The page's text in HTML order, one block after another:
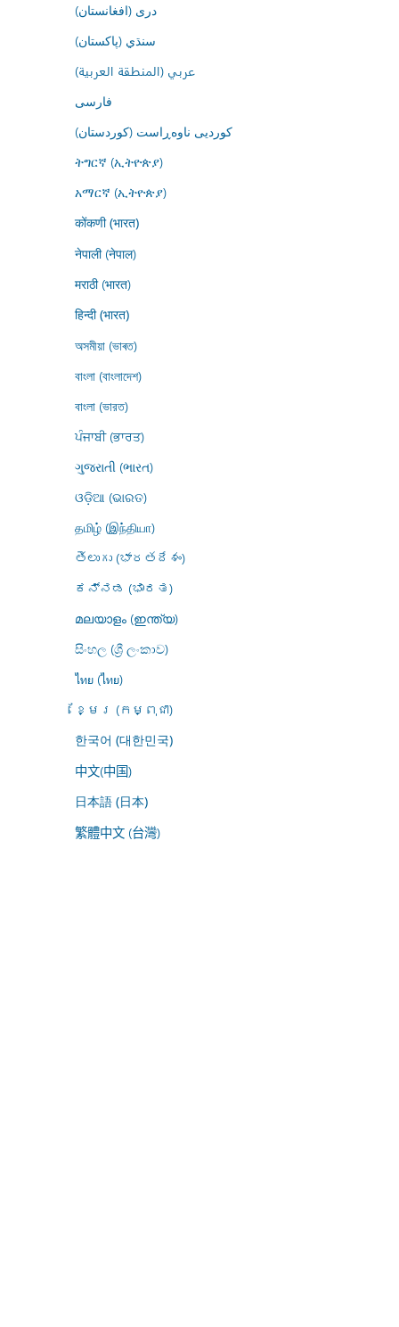
درى (افغانستان)
سنڌي (پاکستان)
عربي (المنطقة العربية)
فارسى
کوردیی ناوەڕاست (کوردستان)
ትግርኛ (ኢትዮጵያ)
አማርኛ (ኢትዮጵያ)
कोंकणी (भारत)
नेपाली (नेपाल)
मराठी (भारत)
हिन्दी (भारत)
অসমীয়া (ভাৰত)
বাংলা (বাংলাদেশ)
বাংলা (ভারত)
ਪੰਜਾਬੀ (ਭਾਰਤ)
ગુજરાતી (ભારત)
ଓଡ଼ିଆ (ଭାରତ)
தமிழ் (இந்தியா)
తెలుగు (భారతదేశం)
ಕನ್ನಡ (ಭಾರತ)
മലയാളം (ഇന്ത്യ)
සිංහල (ශ්‍රී ලංකාව)
ไทย (ไทย)
ខ្មែរ (កម្ពុជា)
한국어 (대한민국)
中文(中国)
日本語 (日本)
繁體中文 (台灣)